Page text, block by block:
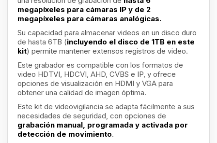
megapíxeles para cámaras IP y de 2
megapíxeles para cámaras analógicas.
Su capacidad para almacenar videos en un disco duro
de hasta 6TB (incluyendo el disco de 1TB en este
kit) permite mantener extensos registros de video.
Este grabador es compatible con los formatos de
video HDTVI, HDCVI, AHD, CVBS e IP, y ofrece
opciones de visualización en HDMI y VGA para
obtener una calidad de imagen óptima.
Este kit de videovigilancia se adapta fácilmente a sus
necesidades de seguridad, con opciones de
grabación manual, programada y activada por
detección de movimiento.